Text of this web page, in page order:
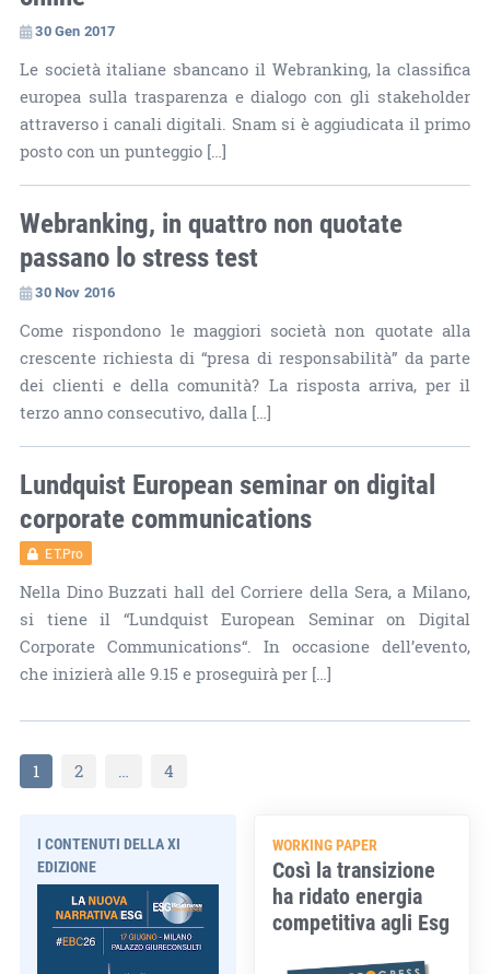
30 Gen 2017
Le società italiane sbancano il Webranking, la classifica
europea sulla trasparenza e dialogo con gli stakeholder
attraverso i canali digitali. Snam si è aggiudicata il primo
posto con un punteggio […]
Webranking, in quattro non quotate
passano lo stress test
30 Nov 2016
Come rispondono le maggiori società non quotate alla
crescente richiesta di “presa di responsabilità” da parte
dei clienti e della comunità? La risposta arriva, per il
terzo anno consecutivo, dalla […]
Lundquist European seminar on digital
corporate communications
ET.Pro
Nella Dino Buzzati hall del Corriere della Sera, a Milano,
si tiene il “Lundquist European Seminar on Digital
Corporate Communications“. In occasione dell’evento,
che inizierà alle 9.15 e proseguirà per […]
1 2 … 4
I CONTENUTI DELLA XI
EDIZIONE
WORKING PAPER
Così la transizione
ha ridato energia
competitiva agli Esg